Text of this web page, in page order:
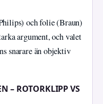
och folie (Braun)
argument, och valet
snarare än objektiv
– ROTORKLIPP VS